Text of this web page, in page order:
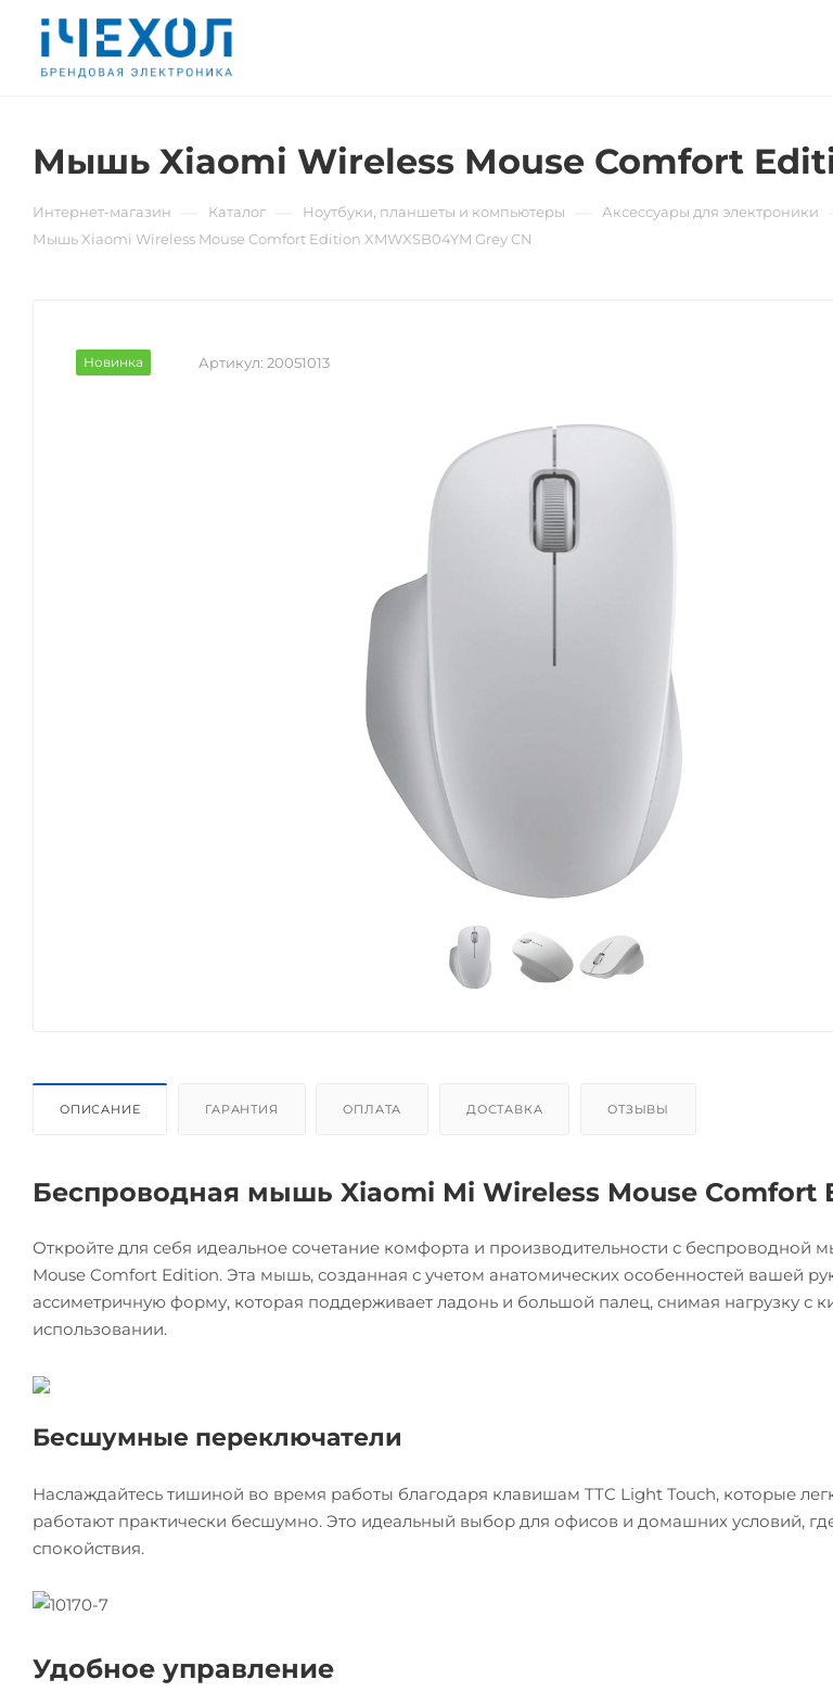
Мышь Xiaomi Wireless Mouse Comfort
Интернет-магазин Каталог Ноутбуки, планшеты и компьютеры Аксессуары для электроники
Мышь Xiaomi Wireless Mouse Comfort Edition XMWXSB04YM Grey CN
Новинка Артикул: 20051013
ОПИСАНИЕ ГАРАНТИЯ ОПЛАТА ДОСТАВКА ОТЗЫВЫ
Беспроводная мышь Xiaomi Mi Wireless Mouse Comfort
Откройте для себя идеальное сочетание комфорта и производительности с беспроводной
Mouse Comfort Edition. Эта мышь, созданная с учетом анатомических особенностей вашей
ассиметричную форму, которая поддерживает ладонь и большой палец, снимая нагрузку с
использовании.
Бесшумные переключатели
Наслаждайтесь тишиной во время работы благодаря клавишам TTC Light Touch, которые
работают практически бесшумно. Это идеальный выбор для офисов и домашних условий,
спокойствия.
Удобное управление